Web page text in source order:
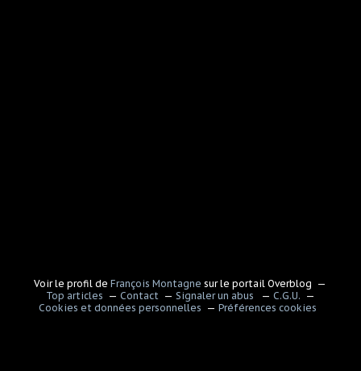
Voir le profil deFrançois Montagne sur le portail Overblog
Top articles
Contact Signaler un abus
C.G.U.
Cookies et données personnelles
Préférences cookies